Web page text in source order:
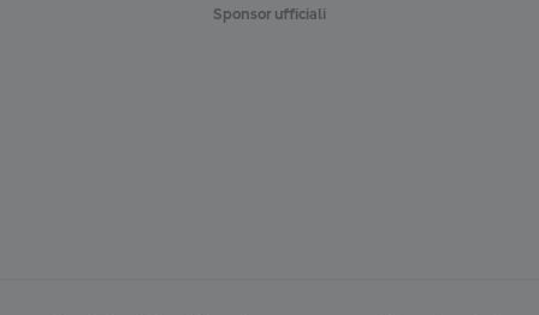
Sponsor ufficiali